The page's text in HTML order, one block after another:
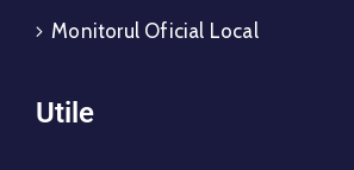
Monitorul Oficial Local
Utile